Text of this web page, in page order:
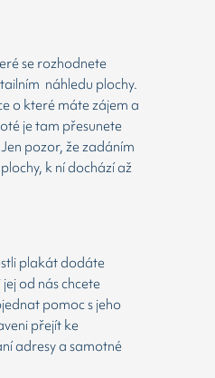
se rozhodnete
náhledu plochy.
o které máte zájem a
je tam přesunete
pozor, že zadáním
k ní dochází až
plakát dodáte
od nás chcete
pomoc s jeho
přejít ke
adresy a samotné